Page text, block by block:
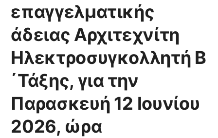
επαγγελματικής
άδειας Αρχιτεχνίτη
Ηλεκτροσυγκολλητή Β
΄Τάξης, για την
Παρασκευή 12 Ιουνίου
2026, ώρα